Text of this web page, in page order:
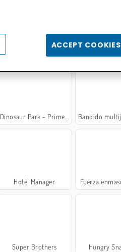
Dinosaur Park - Primeval Zoo Bandido
Hotel Manager Fuerza
Super Brothers Hungry
ACCEPT COOKIES